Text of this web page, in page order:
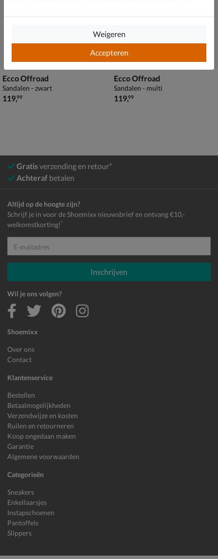
Ecco Offroad
Sandalen - zwart
€ 119,99
119,99
Ecco Offroad
Sandalen - multi
€ 119,99
119,99
Gratisverzending en retour*
Achteraf betalen
Shoemixx
Over ons
Contact
Klantenservice
Bestellen
Betaalmogelijkheden
Verzendwijze en kosten
Ruilen en retourneren
Koop ongedaan maken
Garantie
Algemene voorwaarden
Categorieën
Sneakers
Enkellaarsjes
Instapschoenen
Pantoffels
Slippers
Altijd op de hoogte zijn?
Schrijf je in voor de Shoemixx nieuwsbrief en ontvang €10,-
welkomstkorting! *
E-mailadres
Inschrijven
Wil je ons volgen?
Accepteren
Weigeren